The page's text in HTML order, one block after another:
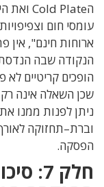
הCold Plate ואת
עומסי חום
ארוחות חינם", אין
הנקודה שבה
הופכים קריטיים
שכן השאלה אינה
ניתן לפנות ממנו
וברת–תחזוקה
הפסקה.
חלק 7: